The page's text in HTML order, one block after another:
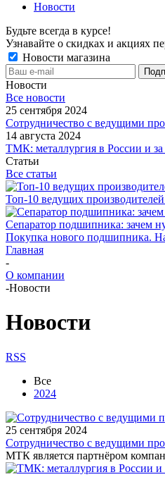
Новости
Будьте всегда в курсе!
Узнавайте о скидках и акциях
Новости магазина
Новости
Все новости
25 сентября 2024
Сотрудничество с ведущими
14 августа 2024
ТМК: металлургия в России и
Статьи
Все статьи
Топ-10 ведущих
Сепаратор подшипника: зачем
Покупка нового подшипника.
Главная
-
О компании
-Новости
Новости
RSS
Все
2024
25 сентября 2024
Сотрудничество с ведущими
МТК является партнёром